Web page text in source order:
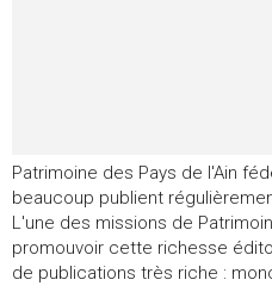
Patrimoine des Pays de l'Ain
beaucoup publient
L'une des missions de
promouvoir cette richesse
de publications très riche :